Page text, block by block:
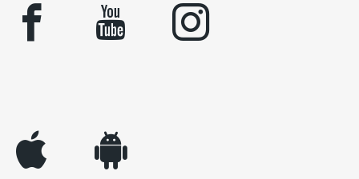
facebook youtube instagram
appleinc android